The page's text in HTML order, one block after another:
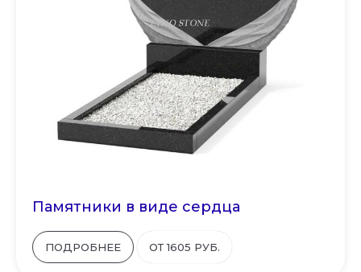
Памятники в виде сердца
ПОДРОБНЕЕ ОТ 1605 РУБ.